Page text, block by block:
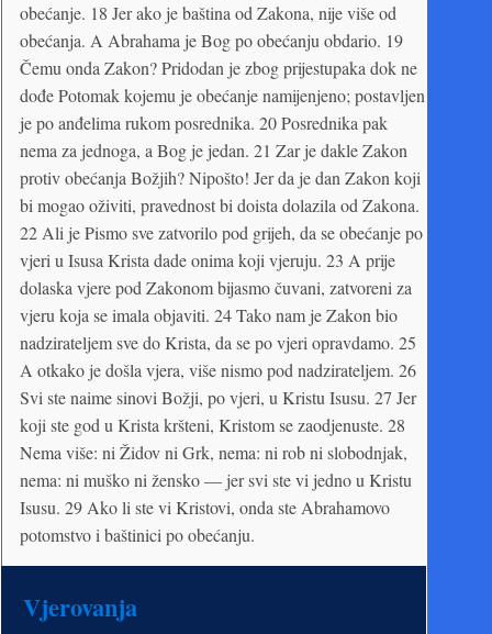
obećanje. 18 Jer ako je baština od Zakona, nije više od
obećanja. A Abrahama je Bog po obećanju obdario. 19
Čemu onda Zakon? Pridodan je zbog prijestupaka dok ne
dođe Potomak kojemu je obećanje namijenjeno; postavljen
je po anđelima rukom posrednika. 20 Posrednika pak
nema za jednoga, a Bog je jedan. 21 Zar je dakle Zakon
protiv obećanja Božjih? Nipošto! Jer da je dan Zakon koji
bi mogao oživiti, pravednost bi doista dolazila od Zakona.
22 Ali je Pismo sve zatvorilo pod grijeh, da se obećanje po
vjeri u Isusa Krista dade onima koji vjeruju. 23 A prije
dolaska vjere pod Zakonom bijasmo čuvani, zatvoreni za
vjeru koja se imala objaviti. 24 Tako nam je Zakon bio
nadzirateljem sve do Krista, da se po vjeri opravdamo. 25
A otkako je došla vjera, više nismo pod nadzirateljem. 26
Svi ste naime sinovi Božji, po vjeri, u Kristu Isusu. 27 Jer
koji ste god u Krista kršteni, Kristom se zaodjenuste. 28
Nema više: ni Židov ni Grk, nema: ni rob ni slobodnjak,
nema: ni muško ni žensko — jer svi ste vi jedno u Kristu
Isusu. 29 Ako li ste vi Kristovi, onda ste Abrahamovo
potomstvo i baštinici po obećanju.
Vjerovanja